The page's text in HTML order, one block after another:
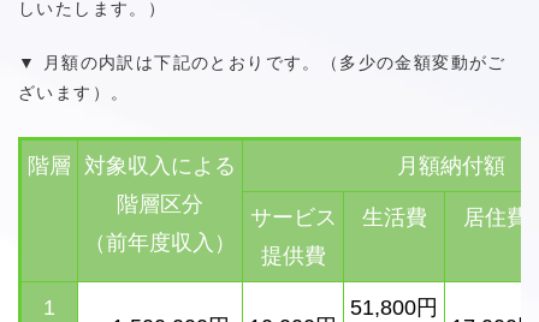
しいたします。）
▼ 月額の内訳は下記のとおりです。（多少の金額変動がご
ざいます）。
階層
対象収入による
階層区分
（前年度収入）
月額納付額
サービス
提供費
生活費 居住費
1
51,800円